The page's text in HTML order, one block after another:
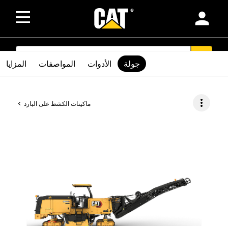
person
SEARCH
ماكينات الكشط على البارد more_vert
المزايا المواصفات الأدوات جولة